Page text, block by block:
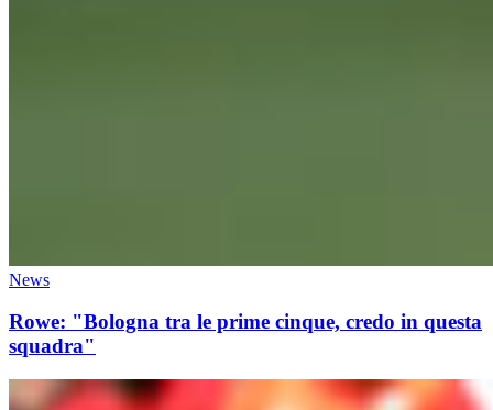
News
Rowe: "Bologna tra le prime cinque, credo in questa
squadra"